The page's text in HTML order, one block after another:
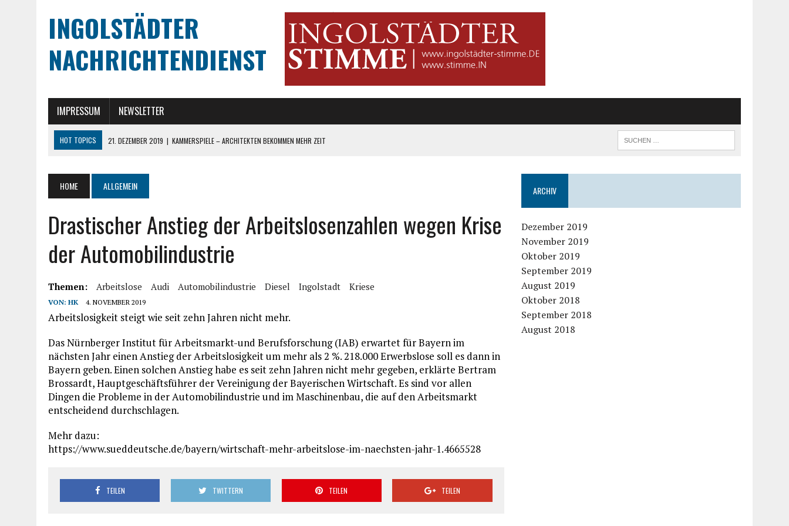
INGOLSTÄDTER
NACHRICHTENDIENST
IMPRESSUM NEWSLETTER
HOT TOPICS 21. DEZEMBER 2019 | KAMMERSPIELE – ARCHITEKTEN BEKOMMEN MEHR ZEIT
22. NOVEMBER 2019 | CSU: „DER BESTE SCHUTZ VOR ZU HOHEN MIETEN IST DER BAU VON WOHNUNGEN“
24. DEZEMBER 2019
PETER SPRINGL ALS MEHRHEITSBESCHAFFER?
HOME ALLGEMEIN
Drastischer Anstieg der Arbeitslosenzahlen wegen Krise
der Automobilindustrie
Themen: Arbeitslose Audi Automobilindustrie Diesel Ingolstadt Kriese
VON: HK 4. NOVEMBER 2019
Arbeitslosigkeit steigt wie seit zehn Jahren nicht mehr.
Das Nürnberger Institut für Arbeitsmarkt-und Berufsforschung (IAB) erwartet für Bayern im
nächsten Jahr einen Anstieg der Arbeitslosigkeit um mehr als 2 %. 218.000 Erwerbslose soll es dann in
Bayern geben. Einen solchen Anstieg habe es seit zehn Jahren nicht mehr gegeben, erklärte Bertram
Brossardt, Hauptgeschäftsführer der Vereinigung der Bayerischen Wirtschaft. Es sind vor allen
Dingen die Probleme in der Automobilindustrie und im Maschinenbau, die auf den Arbeitsmarkt
entscheidend durchschlagen.
Mehr dazu:
https://www.sueddeutsche.de/bayern/wirtschaft-mehr-arbeitslose-im-naechsten-jahr-1.4665528
TEILEN TWITTERN TEILEN TEILEN
ARCHIV
Dezember 2019
November 2019
Oktober 2019
September 2019
August 2019
Oktober 2018
September 2018
August 2018